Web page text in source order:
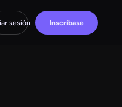
sesión Inscríbase